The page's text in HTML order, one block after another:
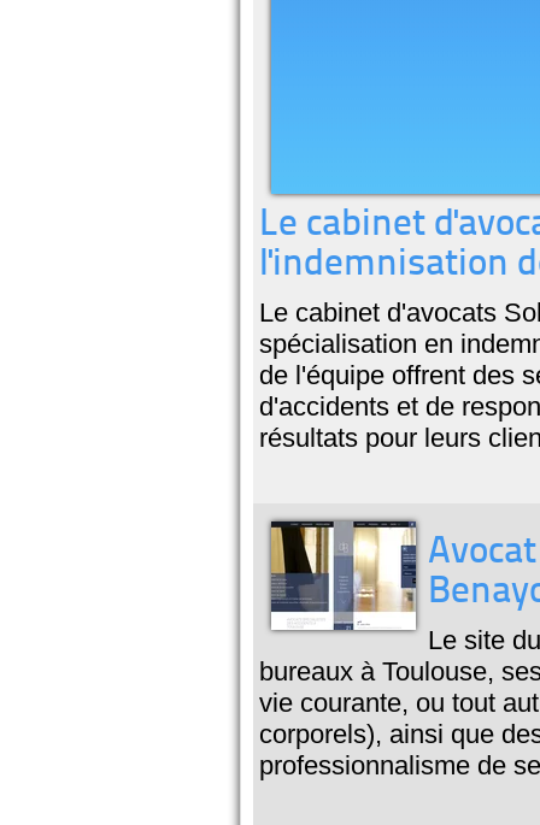
Le cabinet
l'indemnisation
Le cabinet d'avocats
spécialisation en
de l'équipe offrent des
d'accidents et de
résultats pour leurs
Le site
bureaux à Toulouse,
vie courante, ou tout
corporels), ainsi que
professionnalisme de